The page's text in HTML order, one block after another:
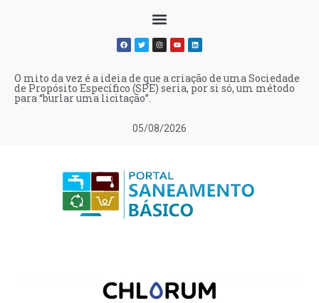
05/08/2026
O mito da vez é a ideia de que a criação de uma Sociedade
de Propósito Específico (SPE) seria, por si só, um método
para “burlar uma licitação”.